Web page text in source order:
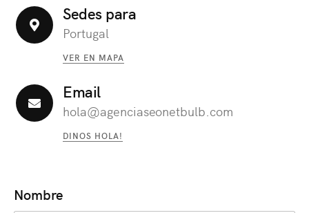
Sedes para
Portugal
VER EN MAPA
Email
hola@agenciaseonetbulb.com
DINOS HOLA!
Nombre